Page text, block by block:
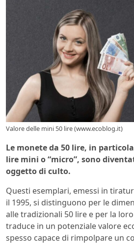
Valore delle mini 50 lire (www.ecoblog.it)
Le monete da 50 lire, in
lire mini o “micro”, sono
oggetto di culto.
Questi esemplari, emessi in
il 1995, si distinguono per le
alle tradizionali 50 lire e per la
traduce in un potenziale valore
spesso capace di rimpolpare un